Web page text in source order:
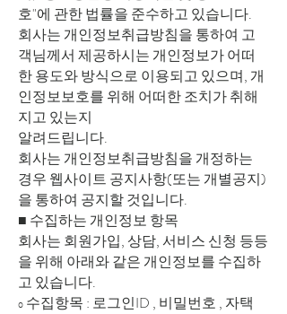
호"에 관한 법률을 준수하고 있습니다.
회사는 개인정보취급방침을 통하여 고
객님께서 제공하시는 개인정보가 어떠
한 용도와 방식으로 이용되고 있으며, 개
인정보보호를 위해 어떠한 조치가 취해
지고 있는지
알려드립니다.
회사는 개인정보취급방침을 개정하는
경우 웹사이트 공지사항(또는 개별공지)
을 통하여 공지할 것입니다.
■ 수집하는 개인정보 항목
회사는 회원가입, 상담, 서비스 신청 등등
을 위해 아래와 같은 개인정보를 수집하
고 있습니다.
ο 수집항목 : 로그인ID , 비밀번호 , 자택